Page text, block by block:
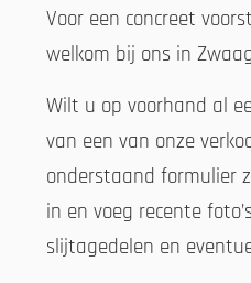
Voor een concreet
welkom bij ons in
Wilt u op voorhand al
van een van onze
onderstaand formulier
in en voeg recente
slijtagedelen en